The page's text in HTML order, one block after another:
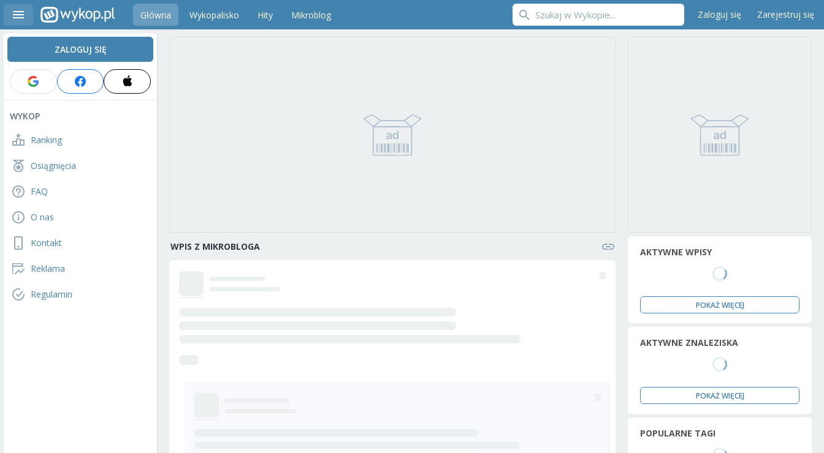
Główna Wykopalisko Hity Mikroblog Zaloguj się Zarejestruj się
ZALOGUJ SIĘ
WYKOP
Ranking
Osiągnięcia
FAQ
O nas
Kontakt
Reklama
Regulamin
WPIS Z MIKROBLOGA AKTYWNE WPISY
POKAŻ WIĘCEJ
AKTYWNE ZNALEZISKA
POKAŻ WIĘCEJ
POPULARNE TAGI